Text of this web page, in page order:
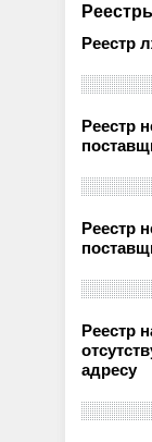
Реестр
Реестр
Реестр
Реестр
адресу